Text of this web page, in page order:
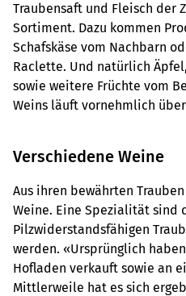
Traubensaft und Fleisch der
Sortiment. Dazu kommen
Schafskäse vom Nachbarn
Raclette. Und natürlich
sowie weitere Früchte vom
Weins läuft vornehmlich
Verschiedene Weine
Aus ihren bewährten
Weine. Eine Spezialität sind
Pilzwiderstandsfähigen
werden. «Ursprünglich
Hofladen verkauft sowie an
Mittlerweile hat es sich